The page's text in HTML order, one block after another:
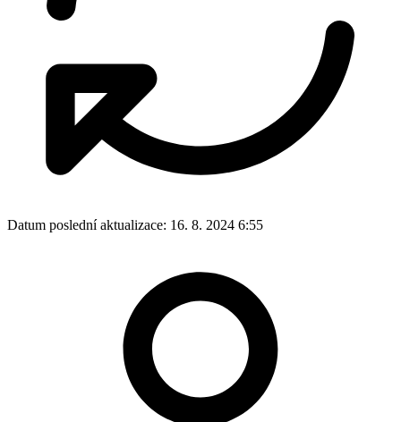
Datum poslední aktualizace: 16. 8. 2024 6:55